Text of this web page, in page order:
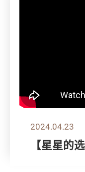
2024.04.23
【星星的